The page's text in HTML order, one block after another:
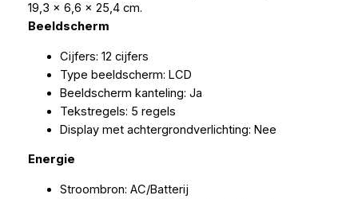
19,3 x 6,6 x 25,4 cm.
Beeldscherm
Cijfers: 12 cijfers
Type beeldscherm: LCD
Beeldscherm kanteling: Ja
Tekstregels: 5 regels
Display met achtergrondverlichting: Nee
Energie
Stroombron: AC/Batterij